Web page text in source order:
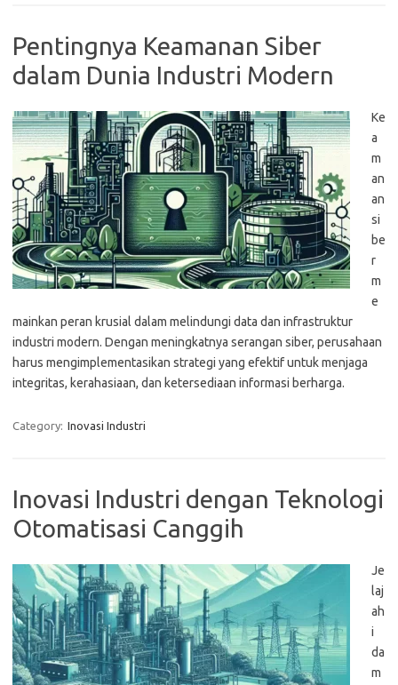
Pentingnya Keamanan Siber
dalam Dunia Industri Modern
Ke
a
m
an
an
si
be
r
m
e
mainkan peran krusial dalam melindungi data dan infrastruktur
industri modern. Dengan meningkatnya serangan siber, perusahaan
harus mengimplementasikan strategi yang efektif untuk menjaga
integritas, kerahasiaan, dan ketersediaan informasi berharga.
Category: Inovasi Industri
Inovasi Industri dengan Teknologi
Otomatisasi Canggih
Je
laj
ah
i
da
m